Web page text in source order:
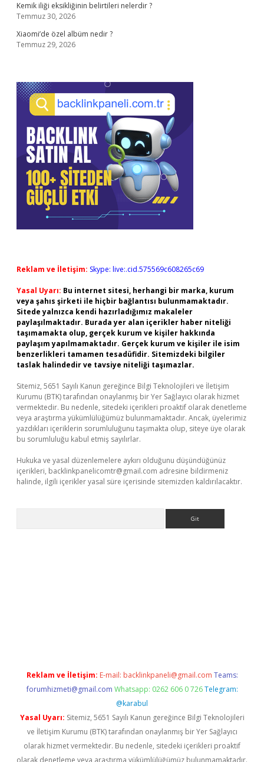
Kemik iliği eksikliğinin belirtileri nelerdir ?
Temmuz 30, 2026
Xiaomi’de özel albüm nedir ?
Temmuz 29, 2026
Reklam ve İletişim: Skype: live:.cid.575569c608265c69
Yasal Uyarı: Bu internet sitesi, herhangi bir marka, kurum
veya şahıs şirketi ile hiçbir bağlantısı bulunmamaktadır.
Sitede yalnızca kendi hazırladığımız makaleler
paylaşılmaktadır. Burada yer alan içerikler haber niteliği
taşımamakta olup, gerçek kurum ve kişiler hakkında
paylaşım yapılmamaktadır. Gerçek kurum ve kişiler ile isim
benzerlikleri tamamen tesadüfidir. Sitemizdeki bilgiler
taslak halindedir ve tavsiye niteliği taşımazlar.
Sitemiz, 5651 Sayılı Kanun gereğince Bilgi Teknolojileri ve İletişim
Kurumu (BTK) tarafından onaylanmış bir Yer Sağlayıcı olarak hizmet
vermektedir. Bu nedenle, sitedeki içerikleri proaktif olarak denetleme
veya araştırma yükümlülüğümüz bulunmamaktadır. Ancak, üyelerimiz
yazdıkları içeriklerin sorumluluğunu taşımakta olup, siteye üye olarak
bu sorumluluğu kabul etmiş sayılırlar.
Hukuka ve yasal düzenlemelere aykırı olduğunu düşündüğünüz
içerikleri, backlinkpanelicomtr@gmail.com adresine bildirmeniz
halinde, ilgili içerikler yasal süre içerisinde sitemizden kaldırılacaktır.
Reklam ve İletişim: E-mail: backlinkpaneli@gmail.com Teams:
forumhizmeti@gmail.com Whatsapp: 0262 606 0 726 Telegram:
@karabul
Yasal Uyarı: Sitemiz, 5651 Sayılı Kanun gereğince Bilgi Teknolojileri
ve İletişim Kurumu (BTK) tarafından onaylanmış bir Yer Sağlayıcı
olarak hizmet vermektedir. Bu nedenle, sitedeki içerikleri proaktif
olarak denetleme veya araştırma yükümlülüğümüz bulunmamaktadır.